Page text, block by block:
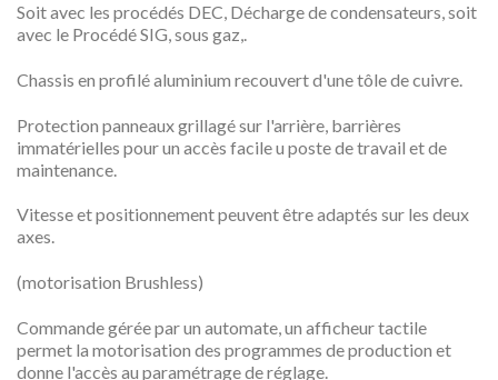
Soit avec les procédés DEC, Décharge de condensateurs, soit
avec le Procédé SIG, sous gaz,.
Chassis en profilé aluminium recouvert d'une tôle de cuivre.
Protection panneaux grillagé sur l'arrière, barrières
immatérielles pour un accès facile u poste de travail et de
maintenance.
Vitesse et positionnement peuvent être adaptés sur les deux
axes.
(motorisation Brushless)
Commande gérée par un automate, un afficheur tactile
permet la motorisation des programmes de production et
donne l'accès au paramétrage de réglage.